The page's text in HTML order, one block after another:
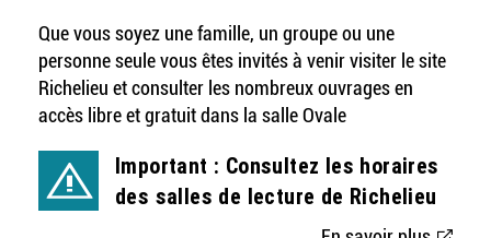
pratique
Infos
pratique
gauche
Que vous soyez une famille, un groupe ou une
personne seule vous êtes invités à venir visiter le site
Richelieu et consulter les nombreux ouvrages en
accès libre et gratuit dans la salle Ovale
Important : Consultez les horaires
des salles de lecture de Richelieu